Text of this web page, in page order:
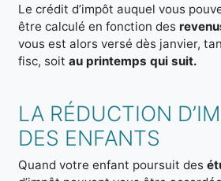
Le crédit d’impôt auquel vous
être calculé en fonction des
vous est alors versé dès janvier,
fisc, soit au printemps qui suit.
LA RÉDUCTION
DES ENFANTS
Quand votre enfant poursuit des